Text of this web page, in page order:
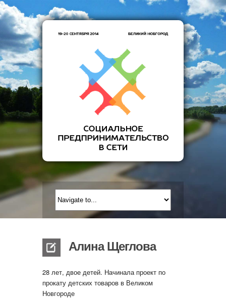
Алина Щеглова
28 лет, двое детей. Начинала проект по
прокату детских товаров в Великом
Новгороде